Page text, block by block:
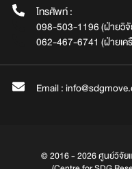
โทรศัพท์ :
098-503-1196 (ฝ่ายวิจั
062-467-6741 (ฝ่ายเ
Email :
© 2016 - 2026 ศูนย์วิจัย